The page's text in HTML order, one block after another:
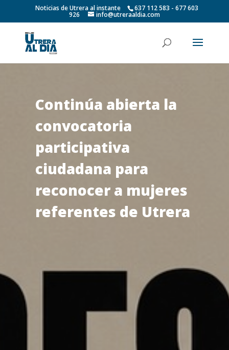
Noticias de Utrera al instante 637 112 583 - 677 603
926 info@utreraaldia.com
Continúa abierta la
convocatoria
participativa
ciudadana para
reconocer a mujeres
referentes de Utrera